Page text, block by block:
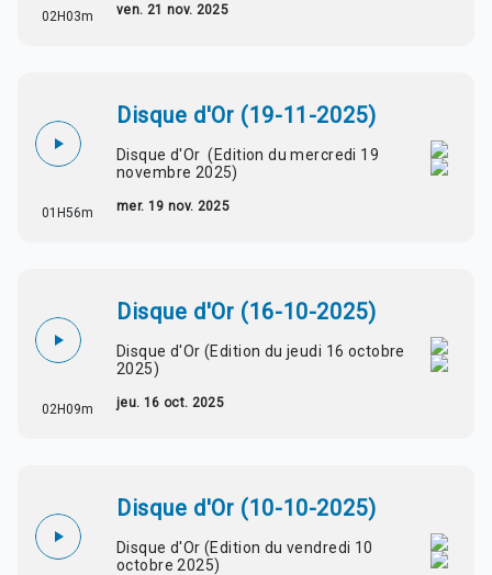
02H03m ven. 21 nov. 2025
01H56m
Disque d'Or (19-11-2025)
Disque d'Or (Edition du mercredi 19
novembre 2025)
mer. 19 nov. 2025
02H09m
Disque d'Or (16-10-2025)
Disque d'Or (Edition du jeudi 16 octobre
2025)
jeu. 16 oct. 2025
Disque d'Or (10-10-2025)
Disque d'Or (Edition du vendredi 10
octobre 2025)